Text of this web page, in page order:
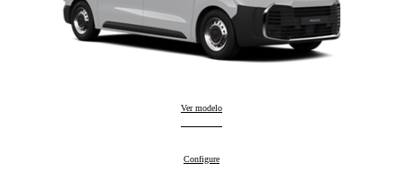
Proace:
Ver modelo
Proace:
Configure